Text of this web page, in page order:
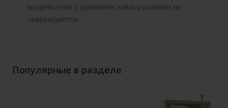
воздействии с динамическими усилиями не
повреждается.
Популярные в разделе